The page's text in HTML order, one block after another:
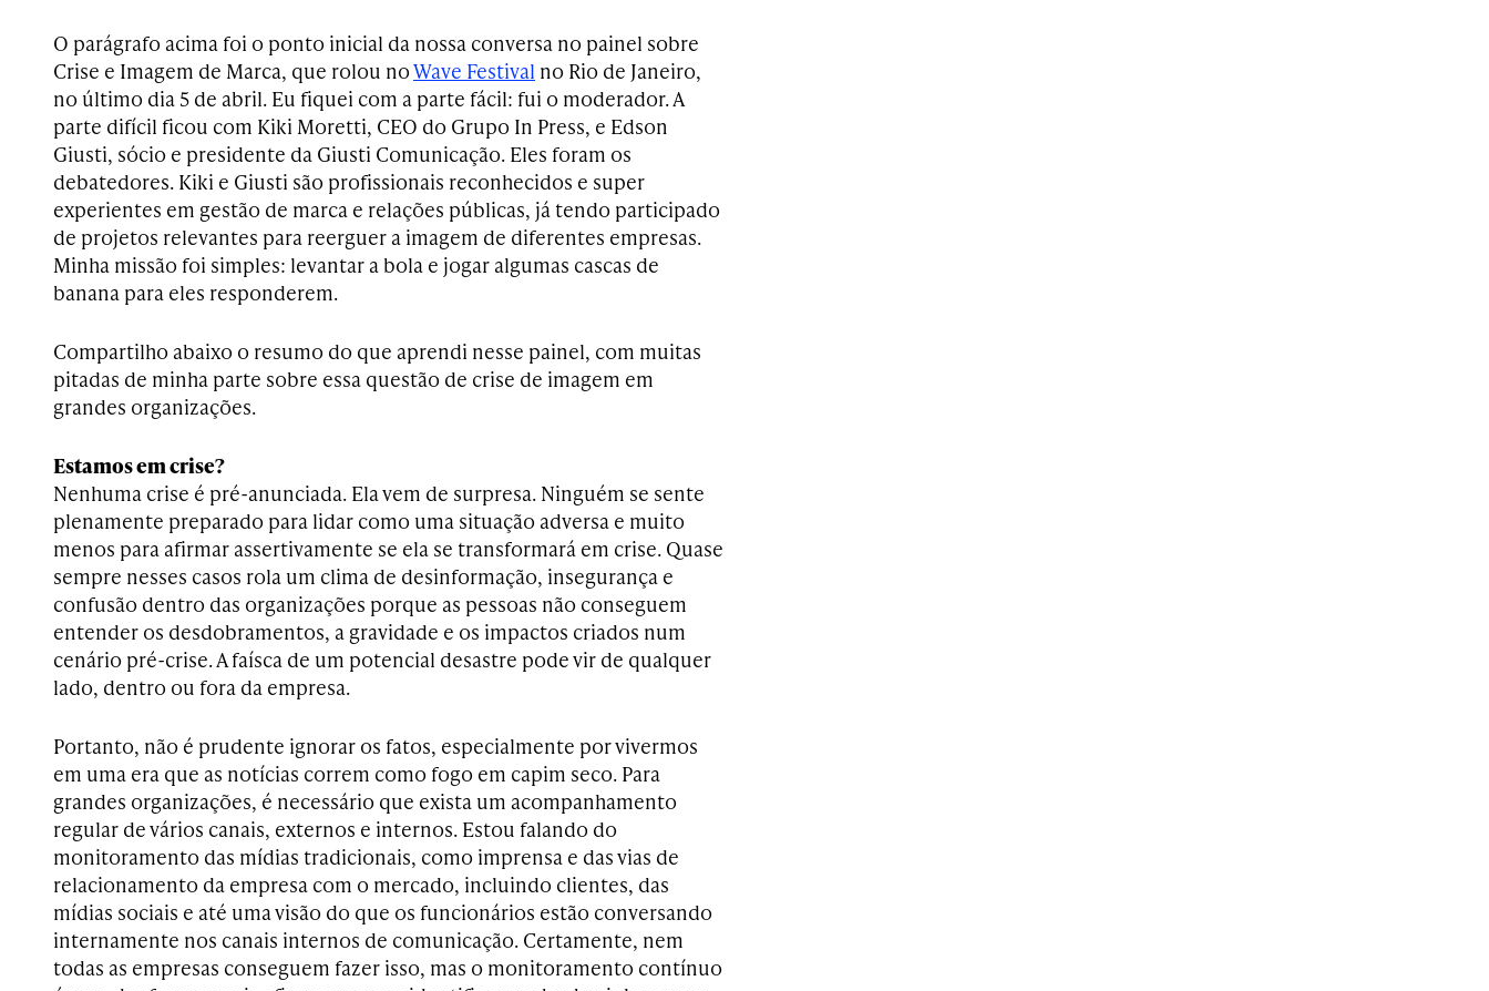
O parágrafo acima foi o ponto inicial da nossa conversa no painel sobre
Crise e Imagem de Marca, que rolou noWave Festival no Rio de Janeiro,
no último dia 5 de abril. Eu fiquei com a parte fácil: fui o moderador. A
parte difícil ficou com Kiki Moretti, CEO do Grupo In Press, e Edson
Giusti, sócio e presidente da Giusti Comunicação. Eles foram os
debatedores. Kiki e Giusti são profissionais reconhecidos e super
experientes em gestão de marca e relações públicas, já tendo participado
de projetos relevantes para reerguer a imagem de diferentes empresas.
Minha missão foi simples: levantar a bola e jogar algumas cascas de
banana para eles responderem.
Compartilho abaixo o resumo do que aprendi nesse painel, com muitas
pitadas de minha parte sobre essa questão de crise de imagem em
grandes organizações.
Estamos em crise?
Nenhuma crise é pré-anunciada. Ela vem de surpresa. Ninguém se sente
plenamente preparado para lidar como uma situação adversa e muito
menos para afirmar assertivamente se ela se transformará em crise. Quase
sempre nesses casos rola um clima de desinformação, insegurança e
confusão dentro das organizações porque as pessoas não conseguem
entender os desdobramentos, a gravidade e os impactos criados num
cenário pré-crise. A faísca de um potencial desastre pode vir de qualquer
lado, dentro ou fora da empresa.
Portanto, não é prudente ignorar os fatos, especialmente por vivermos
em uma era que as notícias correm como fogo em capim seco. Para
grandes organizações, é necessário que exista um acompanhamento
regular de vários canais, externos e internos. Estou falando do
monitoramento das mídias tradicionais, como imprensa e das vias de
relacionamento da empresa com o mercado, incluindo clientes, das
mídias sociais e até uma visão do que os funcionários estão conversando
internamente nos canais internos de comunicação. Certamente, nem
todas as empresas conseguem fazer isso, mas o monitoramento contínuo